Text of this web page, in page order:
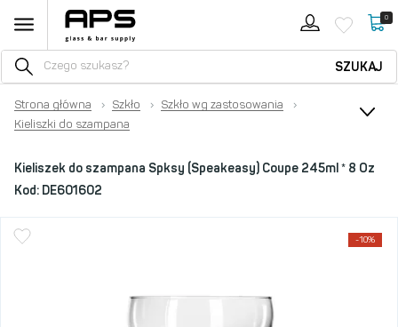
0
SZUKAJ
Strona główna › Szkło › Szkło wg zastosowania
›
Kieliszki do szampana
Kieliszek do szampana Spksy (Speakeasy) Coupe 245ml * 8 Oz
Kod: DE601602
-10%